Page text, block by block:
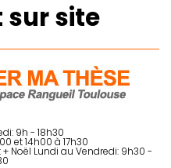
sur site
9h - 18h30
et 14h00 à 17h30
Noël Lundi au Vendredi: 9h30 -